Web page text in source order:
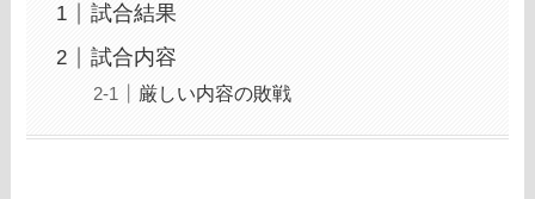
試合結果
試合内容
厳しい内容の敗戦